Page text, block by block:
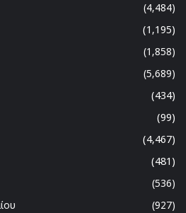
(4,484)
(1,195)
(1,858)
(5,689)
(434)
(99)
(4,467)
(481)
(536)
(927)